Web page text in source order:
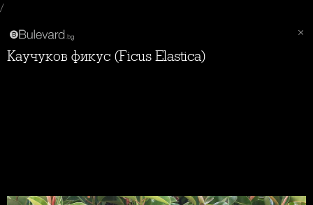
/
Каучуков фикус (Ficus Elastica)